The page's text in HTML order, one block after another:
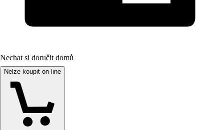
Nechat si doručit domů
Nelze koupit on-line